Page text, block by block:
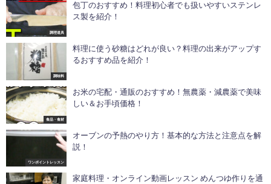
調理道具
包丁のおすすめ！料理初心者でも扱いやすいステンレ
ス製を紹介！
調味料
料理に使う砂糖はどれが良い？料理の出来がアップす
るおすすめ品を紹介！
食品・食材
お米の宅配・通販のおすすめ！無農薬・減農薬で美味
しい＆お手頃価格！
ワンポイントレッスン
オーブンの予熱のやり方！基本的な方法と注意点を解
説！
家庭料理・オンライン動画レッスン めんつゆ作りを通